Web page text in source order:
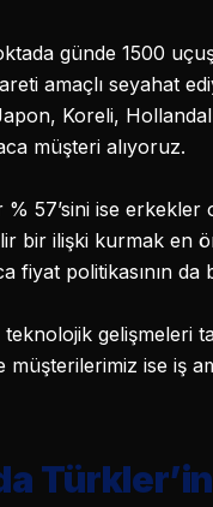
günde 1500
amaçlı seyahat
Koreli,
müşteri alıyoruz.
% 57’sini ise
bir ilişki kurmak en
fiyat politikasının da
gelişmeleri
ise iş